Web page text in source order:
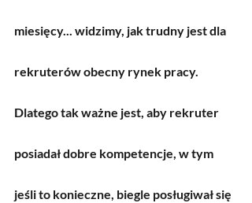
miesięcy... widzimy, jak trudny jest dla
rekruterów obecny rynek pracy.
Dlatego tak ważne jest, aby rekruter
posiadał dobre kompetencje, w tym
jeśli to konieczne, biegle posługiwał się